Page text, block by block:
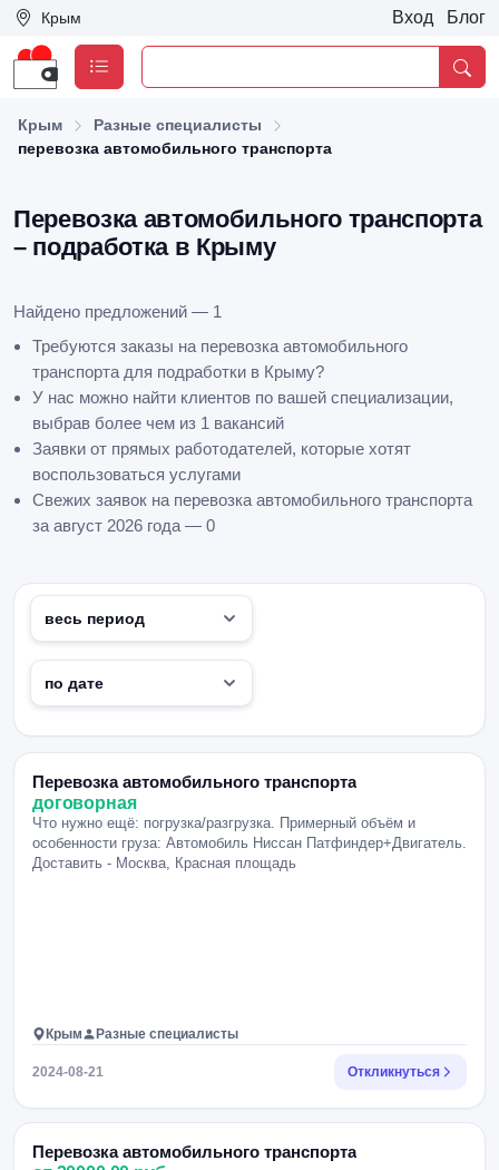
Крым Вход Блог
Крым
Разные специалисты
перевозка автомобильного транспорта
Перевозка автомобильного транспорта
– подработка в Крыму
Найдено предложений — 1
Требуются заказы на перевозка автомобильного
транспорта для подработки в Крыму?
У нас можно найти клиентов по вашей специализации,
выбрав более чем из 1 вакансий
Заявки от прямых работодателей, которые хотят
воспользоваться услугами
Свежих заявок на перевозка автомобильного транспорта
за август 2026 года — 0
Перевозка автомобильного транспорта
договорная
Что нужно ещё: погрузка/разгрузка. Примерный объём и
особенности груза: Автомобиль Ниссан Патфиндер+Двигатель.
Доставить - Москва, Красная площадь
Крым Разные специалисты
2024-08-21 Откликнуться
Перевозка автомобильного транспорта